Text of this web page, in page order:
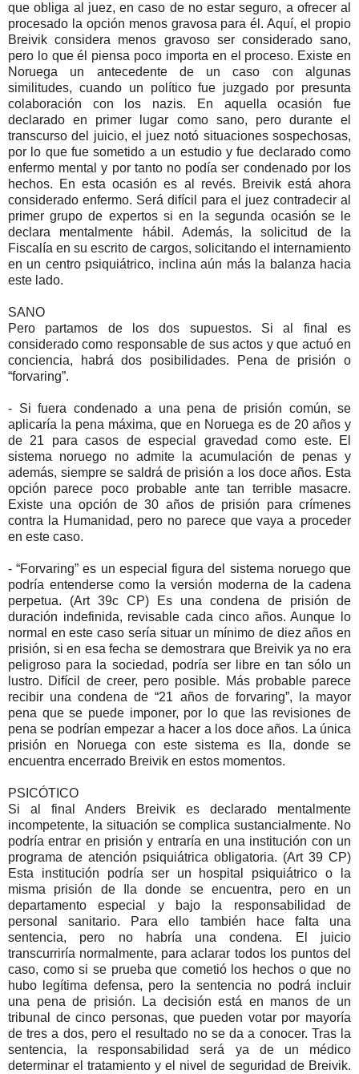
que obliga al juez, en caso de no estar seguro, a ofrecer al
procesado la opción menos gravosa para él. Aquí, el propio
Breivik considera menos gravoso ser considerado sano,
pero lo que él piensa poco importa en el proceso. Existe en
Noruega un antecedente de un caso con algunas
similitudes, cuando un político fue juzgado por presunta
colaboración con los nazis. En aquella ocasión fue
declarado en primer lugar como sano, pero durante el
transcurso del juicio, el juez notó situaciones sospechosas,
por lo que fue sometido a un estudio y fue declarado como
enfermo mental y por tanto no podía ser condenado por los
hechos. En esta ocasión es al revés. Breivik está ahora
considerado enfermo. Será difícil para el juez contradecir al
primer grupo de expertos si en la segunda ocasión se le
declara mentalmente hábil. Además, la solicitud de la
Fiscalía en su escrito de cargos, solicitando el internamiento
en un centro psiquiátrico, inclina aún más la balanza hacia
este lado.
SANO
Pero partamos de los dos supuestos. Si al final es
considerado como responsable de sus actos y que actuó en
conciencia, habrá dos posibilidades. Pena de prisión o
“forvaring”.
- Si fuera condenado a una pena de prisión común, se
aplicaría la pena máxima, que en Noruega es de 20 años y
de 21 para casos de especial gravedad como este. El
sistema noruego no admite la acumulación de penas y
además, siempre se saldrá de prisión a los doce años. Esta
opción parece poco probable ante tan terrible masacre.
Existe una opción de 30 años de prisión para crímenes
contra la Humanidad, pero no parece que vaya a proceder
en este caso.
- “Forvaring” es un especial figura del sistema noruego que
podría entenderse como la versión moderna de la cadena
perpetua. (Art 39c CP) Es una condena de prisión de
duración indefinida, revisable cada cinco años. Aunque lo
normal en este caso sería situar un mínimo de diez años en
prisión, si en esa fecha se demostrara que Breivik ya no era
peligroso para la sociedad, podría ser libre en tan sólo un
lustro. Difícil de creer, pero posible. Más probable parece
recibir una condena de “21 años de forvaring”, la mayor
pena que se puede imponer, por lo que las revisiones de
pena se podrían empezar a hacer a los doce años. La única
prisión en Noruega con este sistema es Ila, donde se
encuentra encerrado Breivik en estos momentos.
PSICÓTICO
Si al final Anders Breivik es declarado mentalmente
incompetente, la situación se complica sustancialmente. No
podría entrar en prisión y entraría en una institución con un
programa de atención psiquiátrica obligatoria. (Art 39 CP)
Esta institución podría ser un hospital psiquiátrico o la
misma prisión de Ila donde se encuentra, pero en un
departamento especial y bajo la responsabilidad de
personal sanitario. Para ello también hace falta una
sentencia, pero no habría una condena. El juicio
transcurriría normalmente, para aclarar todos los puntos del
caso, como si se prueba que cometió los hechos o que no
hubo legítima defensa, pero la sentencia no podrá incluir
una pena de prisión. La decisión está en manos de un
tribunal de cinco personas, que pueden votar por mayoría
de tres a dos, pero el resultado no se da a conocer. Tras la
sentencia, la responsabilidad será ya de un médico
determinar el tratamiento y el nivel de seguridad de Breivik.